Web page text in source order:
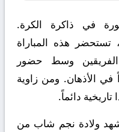
في ذاكرة الكرة.
تستحضر هذه المباراة
وسط حضور
الأذهان. ومن زاوية
دائماً.
شهد ولادة نجم شاب من